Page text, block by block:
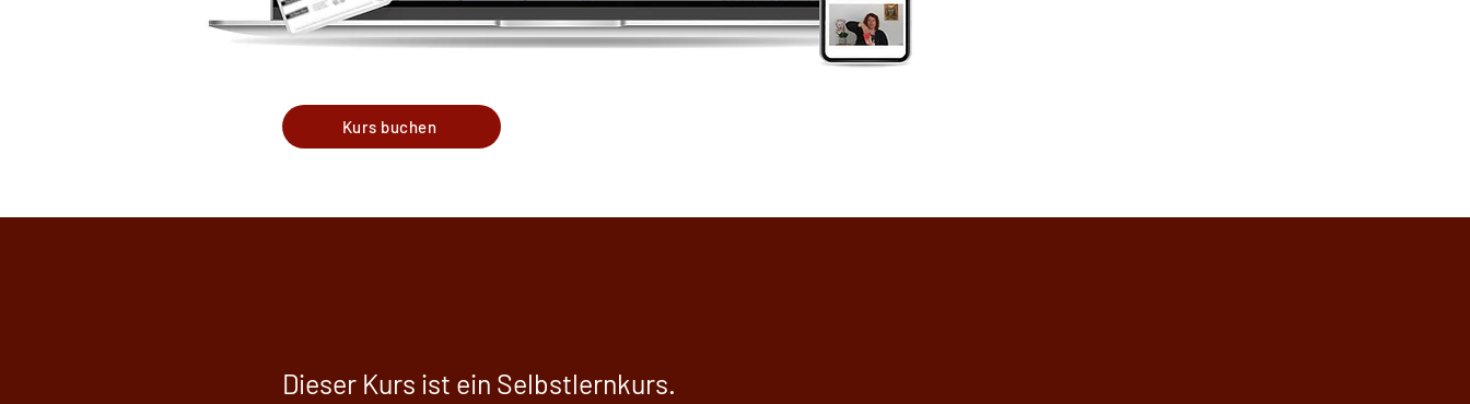
Kurs buchen
Dieser Kurs ist ein Selbstlernkurs.